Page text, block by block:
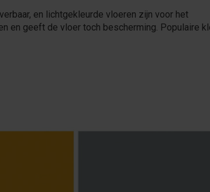
en lichtgekleurde vloeren zijn voor het
en geeft de vloer toch bescherming. Populaire